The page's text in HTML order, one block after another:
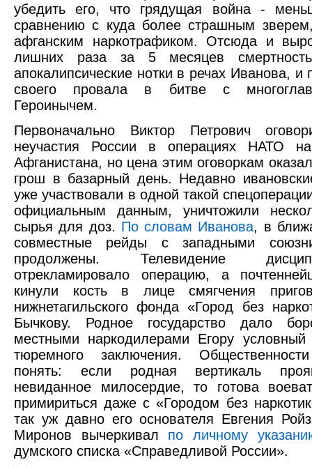
убедить его, что грядущая война -
сравнению с куда более страшным
афганским наркотрафиком. Отсюда и
лишних раза за 5 месяцев
апокалипсические нотки в речах Иванова, и
своего провала в битве с
Героинычем.
Первоначально Виктор Петрович
неучастия России в операциях НАТО на
Афганистана, но цена этим оговоркам
грош в базарный день. Недавно
уже участвовали в одной такой
официальным данным, уничтожили
сырья для доз. По словам Иванова, в
совместные рейды с западными
продолжены. Телевидение
отрекламировало операцию, а
кинули кость в лице смягчения
нижнетагильского фонда «Город без
Бычкову. Родное государство дало
местными наркодилерами Егору условный
тюремного заключения.
понять: если родная вертикаль
невиданное милосердие, то готова
примириться даже с «Городом без
так уж давно его основателя Евгения
Миронов вычеркивал по личному
думского списка «Справедливой России».